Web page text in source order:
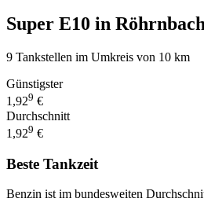
Super E10 in
9 Tankstellen im Umkreis von 10 km
Günstigster
1,929 €
Durchschnitt
1,929 €
Beste Tankzeit
Benzin ist im bundesweiten